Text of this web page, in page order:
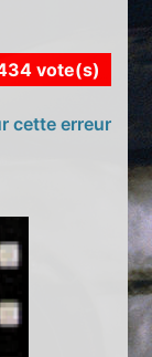
vote(s)
cette erreur